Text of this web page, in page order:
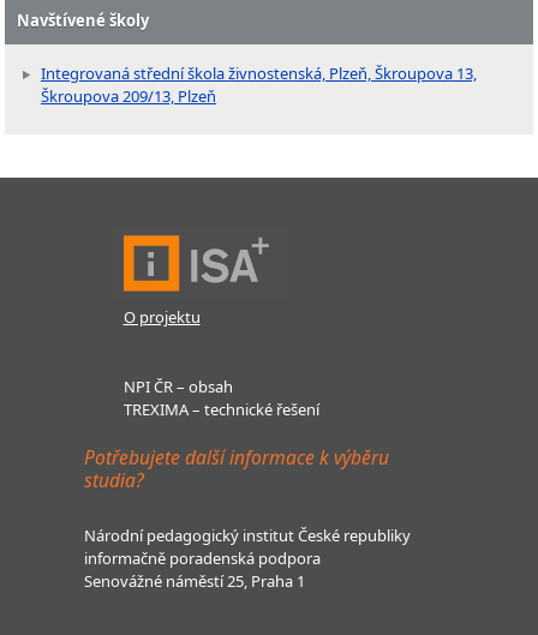
Navštívené školy
Integrovaná střední škola živnostenská, Plzeň, Škroupova 13,
Škroupova 209/13, Plzeň
O projektu
NPI ČR – obsah
TREXIMA – technické řešení
Potřebujete další informace k výběru
studia?
Národní pedagogický institut České republiky
informačně poradenská podpora
Senovážné náměstí 25, Praha 1